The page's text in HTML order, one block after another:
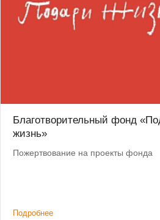
Благотворительный фонд
жизнь»
Пожертвование на проекты фонда
Подробнее